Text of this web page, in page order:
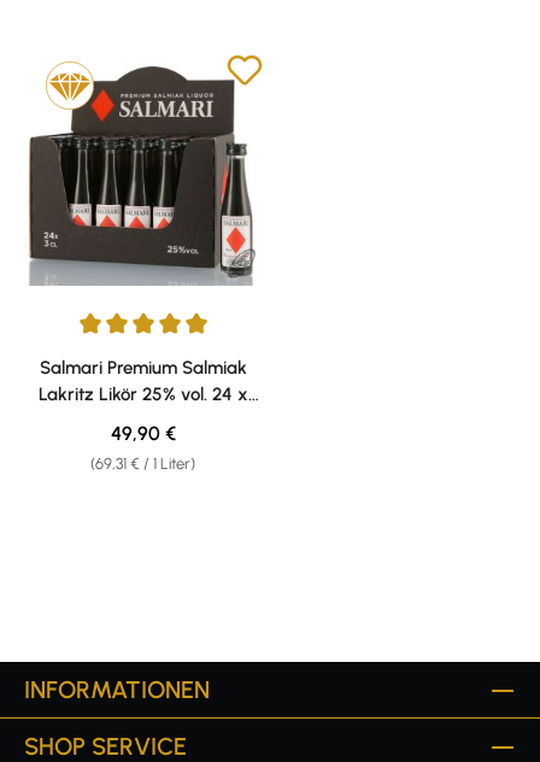
Durchschnittliche Bewertung von 5 von 5 Sternen
Salmari Premium Salmiak
Lakritz Likör 25% vol. 24 x
0,03l Miniatur Pack
(69,31 € / 1 Liter)
Regulärer Preis:
49,90 €
INFORMATIONEN
SHOP SERVICE